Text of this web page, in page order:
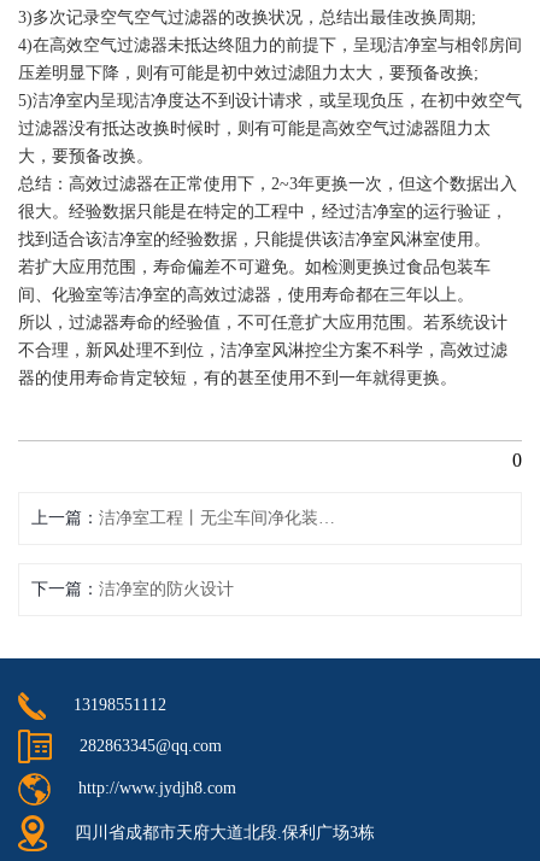
3)多次记录空气空气过滤器的改换状况，总结出最佳改换周期;
4)在高效空气过滤器未抵达终阻力的前提下，呈现洁净室与相邻房间
压差明显下降，则有可能是初中效过滤阻力太大，要预备改换;
5)洁净室内呈现洁净度达不到设计请求，或呈现负压，在初中效空气
过滤器没有抵达改换时候时，则有可能是高效空气过滤器阻力太
大，要预备改换。
总结：高效过滤器在正常使用下，2~3年更换一次，但这个数据出入
很大。经验数据只能是在特定的工程中，经过洁净室的运行验证，
找到适合该洁净室的经验数据，只能提供该洁净室风淋室使用。
若扩大应用范围，寿命偏差不可避免。如检测更换过食品包装车
间、化验室等洁净室的高效过滤器，使用寿命都在三年以上。
所以，过滤器寿命的经验值，不可任意扩大应用范围。若系统设计
不合理，新风处理不到位，洁净室风淋控尘方案不科学，高效过滤
器的使用寿命肯定较短，有的甚至使用不到一年就得更换。
0
上一篇
下一篇 洁净室的防火设计
13198551112
282863345@qq.com
http://www.jydjh8.com
四川省成都市天府大道北段.保利广场3栋